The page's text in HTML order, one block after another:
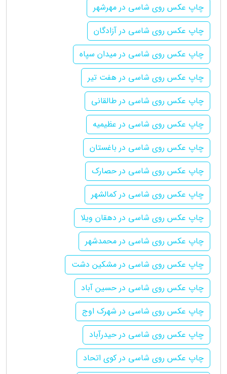
چاپ عکس روی شاسی در مهرشهر
چاپ عکس روی شاسی در آزادگان
چاپ عکس روی شاسی در میدان سپاه
چاپ عکس روی شاسی در هفت تیر
چاپ عکس روی شاسی در طالقانی
چاپ عکس روی شاسی در عظیمیه
چاپ عکس روی شاسی در باغستان
چاپ عکس روی شاسی در حصارک
چاپ عکس روی شاسی در کمالشهر
چاپ عکس روی شاسی در دهقان ویلا
چاپ عکس روی شاسی در محمدشهر
چاپ عکس روی شاسی در مشکین دشت
چاپ عکس روی شاسی در حسین آباد
چاپ عکس روی شاسی در شهرک اوج
چاپ عکس روی شاسی در حیدرآباد
چاپ عکس روی شاسی در کوی اتحاد